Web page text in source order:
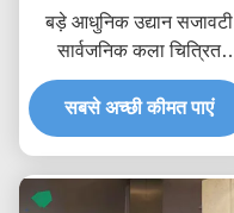
बड़े आधुनिक उद्यान सजावटी
सार्वजनिक कला चित्रित
स्टेनलेस स्टील फूल गुलाब
मूर्तिकला
सबसे अच्छी कीमत पाएं